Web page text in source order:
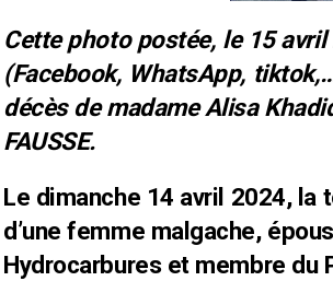
Cettephoto postée, le 15
(Facebook, WhatsApp,
décès de madame Alisa
FAUSSE.
Le dimanche 14 avril 2024, la
d’une femme malgache,
Hydrocarbures et membre du